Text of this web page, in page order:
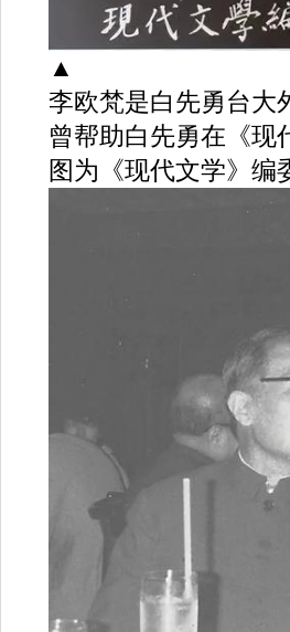
▲
李欧梵是白先勇台大
曾帮助白先勇在《现
图为《现代文学》编